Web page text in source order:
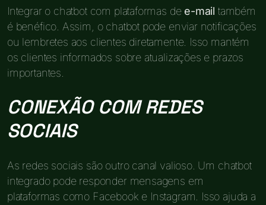
Integrar o chatbot com plataformas de e-mail também
é benéfico. Assim, o chatbot pode enviar notificações
ou lembretes aos clientes diretamente. Isso mantém
os clientes informados sobre atualizações e prazos
importantes.
CONEXÃO COM REDES
SOCIAIS
As redes sociais são outro canal valioso. Um chatbot
integrado pode responder mensagens em
plataformas como Facebook e Instagram. Isso ajuda a